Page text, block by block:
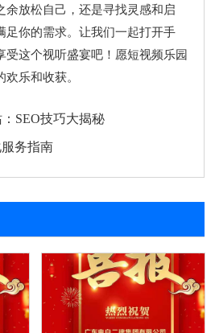
余放松自己，还是寻找灵感和启
足你的需求。让我们一起打开手
受这个视听盛宴吧！愿短视频乐园
乐和收获。
SEO技巧大揭秘
务指南